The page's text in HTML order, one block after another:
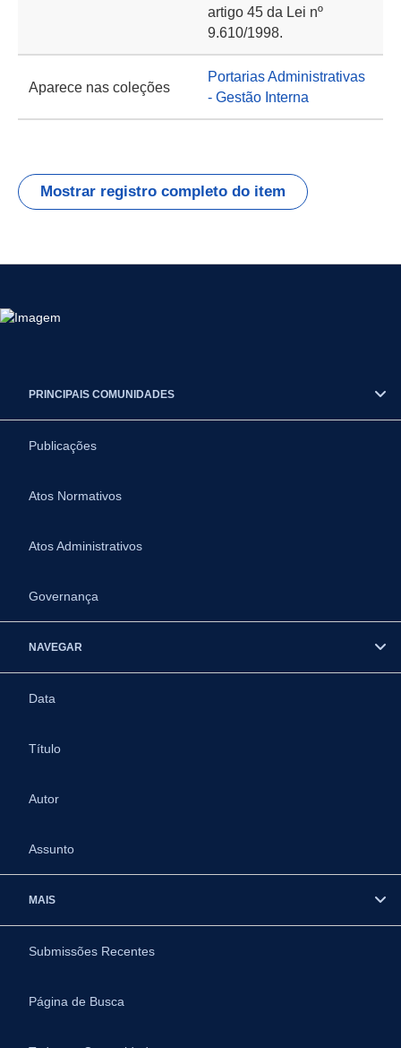
artigo 45 da Lei nº
9.610/1998.
Aparece nas coleções
Portarias Administrativas
- Gestão Interna
Mostrar registro completo do item
PRINCIPAIS COMUNIDADES
Publicações
Atos Normativos
Atos Administrativos
Governança
NAVEGAR
Data
Título
Autor
Assunto
MAIS
Submissões Recentes
Página de Busca